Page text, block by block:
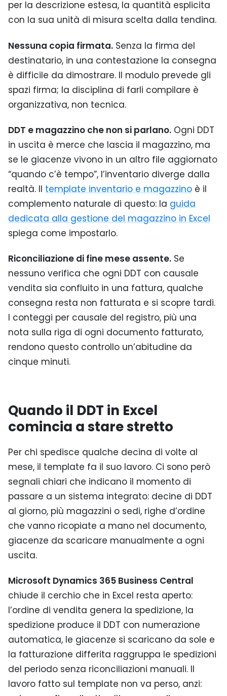
per la descrizione estesa, la quantità esplicita
con la sua unità di misura scelta dalla tendina.
Nessuna copia firmata. Senza la firma del
destinatario, in una contestazione la consegna
è difficile da dimostrare. Il modulo prevede gli
spazi firma; la disciplina di farli compilare è
organizzativa, non tecnica.
DDT e magazzino che non si parlano. Ogni DDT
in uscita è merce che lascia il magazzino, ma
se le giacenze vivono in un altro file aggiornato
“quando c’è tempo”, l’inventario diverge dalla
realtà. Il template inventario e magazzino è il
complemento naturale di questo: la guida
dedicata alla gestione del magazzino in Excel
spiega come impostarlo.
Riconciliazione di fine mese assente. Se
nessuno verifica che ogni DDT con causale
vendita sia confluito in una fattura, qualche
consegna resta non fatturata e si scopre tardi.
I conteggi per causale del registro, più una
nota sulla riga di ogni documento fatturato,
rendono questo controllo un’abitudine da
cinque minuti.
Quando il DDT in Excel
comincia a stare stretto
Per chi spedisce qualche decina di volte al
mese, il template fa il suo lavoro. Ci sono però
segnali chiari che indicano il momento di
passare a un sistema integrato: decine di DDT
al giorno, più magazzini o sedi, righe d’ordine
che vanno ricopiate a mano nel documento,
giacenze da scaricare manualmente a ogni
uscita.
Microsoft Dynamics 365 Business Central
chiude il cerchio che in Excel resta aperto:
l’ordine di vendita genera la spedizione, la
spedizione produce il DDT con numerazione
automatica, le giacenze si scaricano da sole e
la fatturazione differita raggruppa le spedizioni
del periodo senza riconciliazioni manuali. Il
lavoro fatto sul template non va perso, anzi: